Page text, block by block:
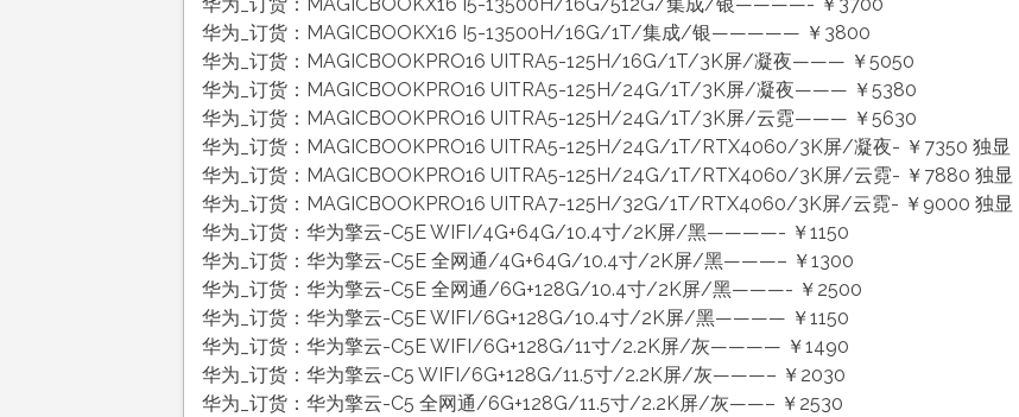
华为_订货：MAGICBOOKX16 I5-13500H/16G/1T/集成/银————— ￥3800
华为_订货：MAGICBOOKPRO16 UITRA5-125H/16G/1T/3K屏/凝夜——— ￥5050
华为_订货：MAGICBOOKPRO16 UITRA5-125H/24G/1T/3K屏/凝夜——— ￥5380
华为_订货：MAGICBOOKPRO16 UITRA5-125H/24G/1T/3K屏/云霓——— ￥5630
华为_订货：MAGICBOOKPRO16 UITRA5-125H/24G/1T/RTX4060/3K屏/凝夜- ￥7350 独显
华为_订货：MAGICBOOKPRO16 UITRA5-125H/24G/1T/RTX4060/3K屏/云霓- ￥7880 独显
华为_订货：MAGICBOOKPRO16 UITRA7-125H/32G/1T/RTX4060/3K屏/云霓- ￥9000 独显
华为_订货：华为擎云-C5E WIFI/4G+64G/10.4寸/2K屏/黑————- ￥1150
华为_订货：华为擎云-C5E 全网通/4G+64G/10.4寸/2K屏/黑———– ￥1300
华为_订货：华为擎云-C5E 全网通/6G+128G/10.4寸/2K屏/黑———- ￥2500
华为_订货：华为擎云-C5E WIFI/6G+128G/10.4寸/2K屏/黑———— ￥1150
华为_订货：华为擎云-C5E WIFI/6G+128G/11寸/2.2K屏/灰———— ￥1490
华为_订货：华为擎云-C5 WIFI/6G+128G/11.5寸/2.2K屏/灰———– ￥2030
华为_订货：华为擎云-C5 全网通/6G+128G/11.5寸/2.2K屏/灰——– ￥2530